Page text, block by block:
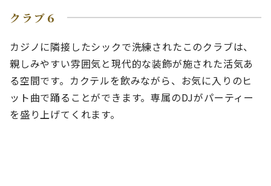
クラブ６
カジノに隣接したシックで洗練されたこのクラブは、
親しみやすい雰囲気と現代的な装飾が施された活気あ
る空間です。カクテルを飲みながら、お気に入りのヒ
ット曲で踊ることができます。専属のDJがパーティー
を盛り上げてくれます。